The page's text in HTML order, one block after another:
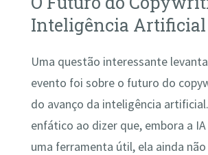
Inteligência Artificial
Uma questão interessante
evento foi sobre o futuro do
do avanço da inteligência
enfático ao dizer que, embora a
uma ferramenta útil, ela ainda